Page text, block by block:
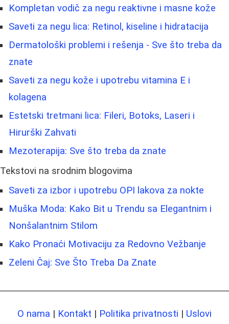
Kompletan vodič za negu reaktivne i masne kože
Saveti za negu lica: Retinol, kiseline i hidratacija
Dermatološki problemi i rešenja - Sve što treba da
znate
Saveti za negu kože i upotrebu vitamina E i
kolagena
Estetski tretmani lica: Fileri, Botoks, Laseri i
Hirurški Zahvati
Mezoterapija: Sve što treba da znate
Tekstovi na srodnim blogovima
Saveti za izbor i upotrebu OPI lakova za nokte
Muška Moda: Kako Bit u Trendu sa Elegantnim i
Nonšalantnim Stilom
Kako Pronaći Motivaciju za Redovno Vežbanje
Zeleni Čaj: Sve Što Treba Da Znate
O nama | Kontakt | Politika privatnosti | Uslovi